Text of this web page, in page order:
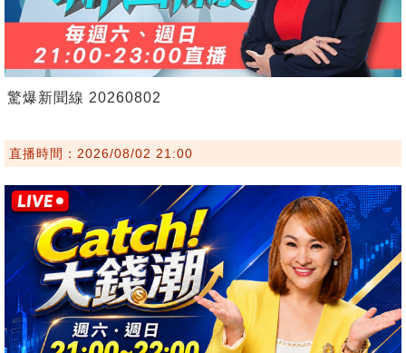
驚爆新聞線 20260802
直播時間：2026/08/02 21:00